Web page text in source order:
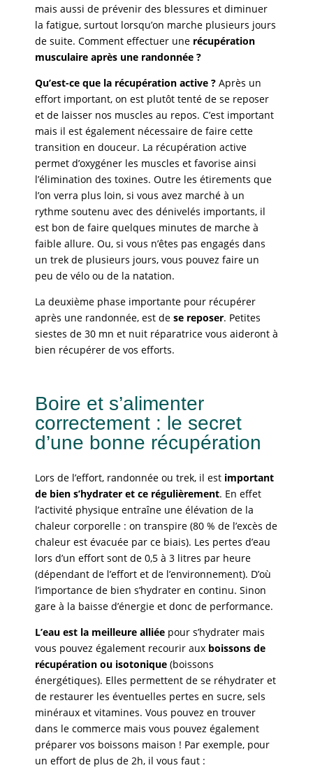
mais aussi de prévenir des blessures et diminuer
la fatigue, surtout lorsqu’on marche plusieurs jours
de suite. Comment effectuer unerécupération
musculaire après une randonnée ?
Qu’est-ce que la récupération active ?Après un
effort important, on est plutôt tenté de se reposer
et de laisser nos muscles au repos. C’est important
mais il est également nécessaire de faire cette
transition en douceur. La récupération active
permet d’oxygéner les muscles et favorise ainsi
l’élimination des toxines. Outre les étirements que
l’on verra plus loin, si vous avez marché à un
rythme soutenu avec des dénivelés importants, il
est bon de faire quelques minutes de marche à
faible allure. Ou, si vous n’êtes pas engagés dans
un trek de plusieurs jours, vous pouvez faire un
peu de vélo ou de la natation.
La deuxième phase importante pour récupérer
après une randonnée, est de se reposer. Petites
siestes de 30 mn et nuit réparatrice vous aideront à
bien récupérer de vos efforts.
Boire et s’alimenter
correctement : le secret
d’une bonne récupération
Lors de l’effort, randonnée ou trek, il estimportant
de bien s’hydrater et ce régulièrement. En effet
l’activité physique entraîne une élévation de la
chaleur corporelle : on transpire (80 % de l’excès de
chaleur est évacuée par ce biais). Les pertes d’eau
lors d’un effort sont de 0,5 à 3 litres par heure
(dépendant de l’effort et de l’environnement). D’où
l’importance de bien s’hydrater en continu. Sinon
gare à la baisse d’énergie et donc de performance.
L’eau est la meilleure alliéepour s’hydrater mais
vous pouvez également recourir aux boissons de
récupération ou isotonique(boissons
énergétiques). Elles permettent de se réhydrater et
de restaurer les éventuelles pertes en sucre, sels
minéraux et vitamines. Vous pouvez en trouver
dans le commerce mais vous pouvez également
préparer vos boissons maison ! Par exemple, pour
un effort de plus de 2h, il vous faut :